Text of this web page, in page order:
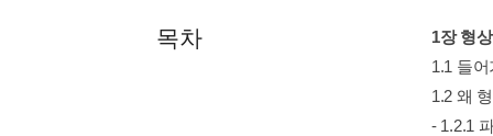
목차
1장 형
1.1 들
1.2 왜
- 1.2.1